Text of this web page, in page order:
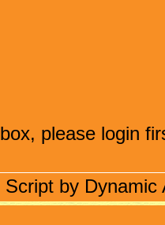
please login
Script by Dynamic